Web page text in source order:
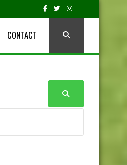
CONTACT